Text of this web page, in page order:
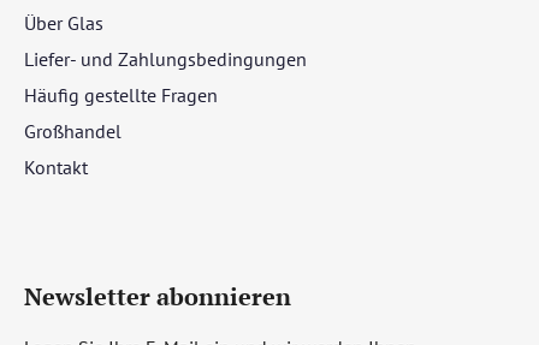
Über Glas
Liefer- und Zahlungsbedingungen
Häufig gestellte Fragen
Großhandel
Kontakt
Newsletter abonnieren